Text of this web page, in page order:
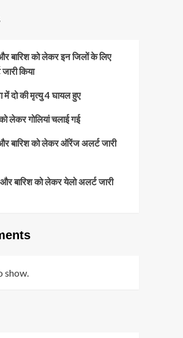
बारिश को लेकर इन जिलों के लिए
किया
दो की मृत्यु 4 घायल हुए
लेकर गोलियां चलाई गई
बारिश को लेकर ऑरेंज अलर्ट जारी
बारिश को लेकर येलो अलर्ट जारी
show.